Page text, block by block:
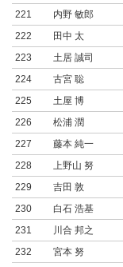
221
内野 敏郎
222
田中 太
223
土居 誠司
224
古宮 聡
225
土屋 博
226
松浦 潤
227
藤本 純一
228
上野山 努
229
吉田 敦
230
白石 浩基
231
川合 邦之
232
宮本 努